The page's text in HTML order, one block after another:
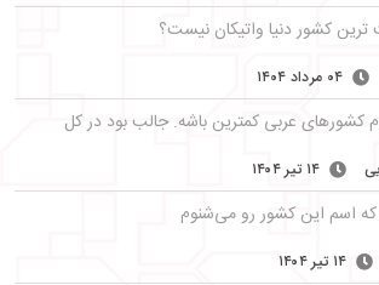
کشور دنیا واتیکان نیست؟
۰۴ مرداد ۱۴۰۴
کشورهای عربی کمترین باشه. جالب بود در کل
۱۴ تیر ۱۴۰۴
که اسم این کشور رو می‌شنوم
۱۴ تیر ۱۴۰۴